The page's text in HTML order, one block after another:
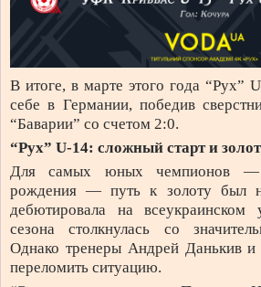
В итоге, в марте этого года “Рух”
себе в Германии, победив
“Баварии” со счетом 2:0.
“Рух” U-14: сложный старт и
Для самых юных чемпионов —
рождения — путь к золоту был
дебютировала на
сезона столкнулась со
Однако тренеры Андрей Данькив
переломить ситуацию.